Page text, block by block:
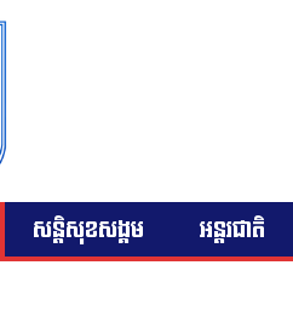
សន្តិសុខសង្គម អន្តរជាតិ